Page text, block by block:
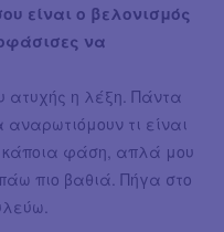
είναι ο βελονισμός
να
ατυχής η λέξη. Πάντα
τι είναι
κάποια φάση, απλά μου
πιο βαθιά. Πήγα στο